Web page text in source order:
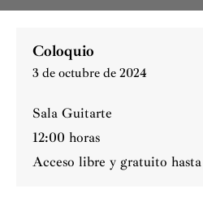
Coloquio
3 de octubre de 2024
Sala Guitarte
12:00 horas
Acceso libre y gratuito